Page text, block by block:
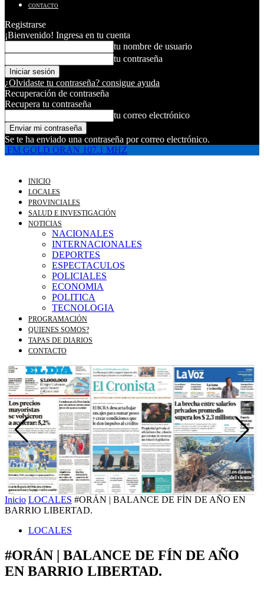
CONTACTO
Registrarse
¡Bienvenido! Ingresa en tu cuenta
tu nombre de usuario
tu contraseña
¿Olvidaste tu contraseña? consigue ayuda
Recuperación de contraseña
Recupera tu contraseña
tu correo electrónico
Se te ha enviado una contraseña por correo electrónico.
FM GOLD ORAN 107.1 MHZ
INICIO
LOCALES
PROVINCIALES
SALUD E INVESTIGACIÓN
NOTICIAS
NACIONALES
INTERNACIONALES
DEPORTES
ESPECTACULOS
POLICIALES
ECONOMIA
POLITICA
TECNOLOGIA
PROGRAMACIÓN
QUIENES SOMOS?
TAPAS DE DIARIOS
CONTACTO
Inicio LOCALES #ORÁN | BALANCE DE FÍN DE AÑO EN
BARRIO LIBERTAD.
LOCALES
#ORÁN | BALANCE DE FÍN DE AÑO
EN BARRIO LIBERTAD.